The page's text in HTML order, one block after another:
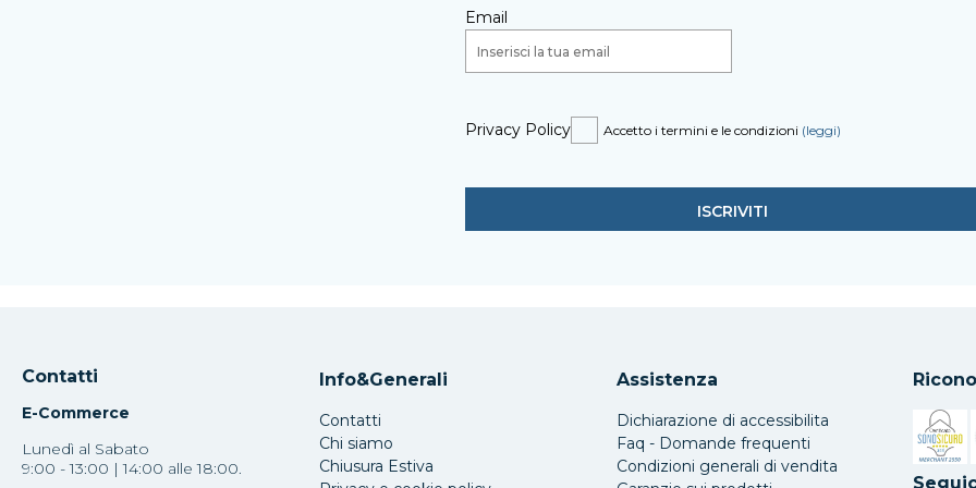
Email
Privacy Policy Accetto i termini e le condizioni (leggi)
Contatti
E-Commerce
Lunedì al Sabato
9:00 - 13:00 | 14:00 alle 18:00.
Info&Generali
Contatti
Chi siamo
Chiusura Estiva
Assistenza
Dichiarazione di accessibilita
Faq - Domande frequenti
Condizioni generali di vendita
Si apre